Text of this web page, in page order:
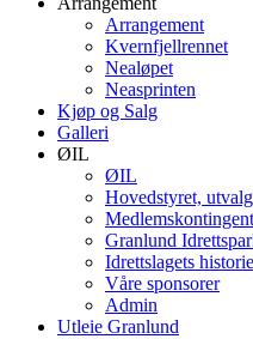
Arrangement
Kvernfjellrennet
Nealøpet
Neasprinten
Kjøp og Salg
Galleri
ØIL
ØIL
Hovedstyret,
Granlund
Idrettslagets historie
Våre sponsorer
Admin
Utleie Granlund